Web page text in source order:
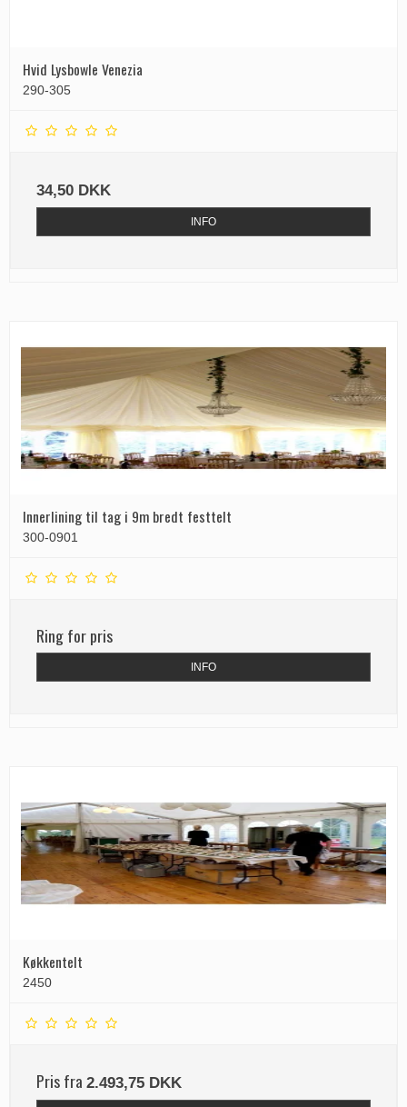
Hvid Lysbowle Venezia
290-305
34,50 DKK
INFO
Innerlining til tag i 9m bredt festtelt
300-0901
Ring for pris
INFO
Køkkentelt
2450
Pris fra 2.493,75 DKK